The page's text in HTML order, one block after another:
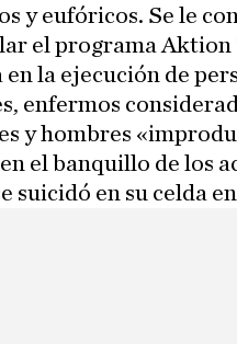
y eufóricos. Se le
el programa Aktion
en la ejecución de
enfermos
y hombres
el banquillo de los
suicidó en su celda